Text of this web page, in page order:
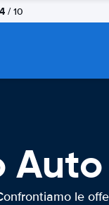
/ 10
le